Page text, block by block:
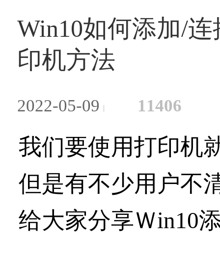
Win10如何添加/
印机方法
2022-05-09 11406
我们要使用打印机
但是有不少用户不
给大家分享Ｗin10